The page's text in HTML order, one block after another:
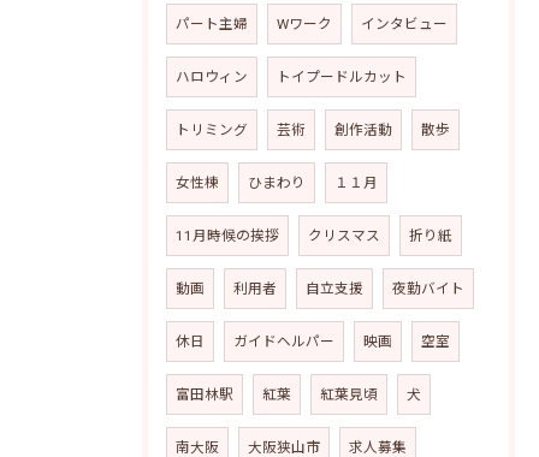
パート主婦 Wワーク インタビュー
ハロウィン トイプードルカット
トリミング 芸術 創作活動 散歩
女性棟 ひまわり １１月
11月時候の挨拶 クリスマス 折り紙
動画 利用者 自立支援 夜勤バイト
休日 ガイドヘルパー 映画 空室
富田林駅 紅葉 紅葉見頃 犬
南大阪 大阪狭山市 求人募集